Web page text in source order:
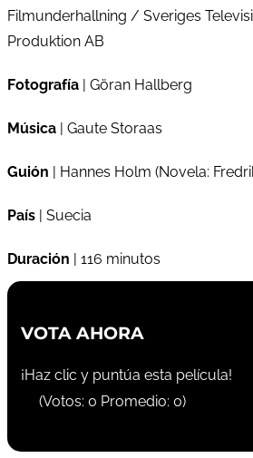
Filmunderhallning / Sveriges
Produktion AB
Fotografía | Göran Hallberg
Música | Gaute Storaas
Guión | Hannes Holm (Novela:
País | Suecia
Duración | 116 minutos
VOTA AHORA
¡Haz clic y puntúa esta película!
(Votos: 0 Promedio: 0)